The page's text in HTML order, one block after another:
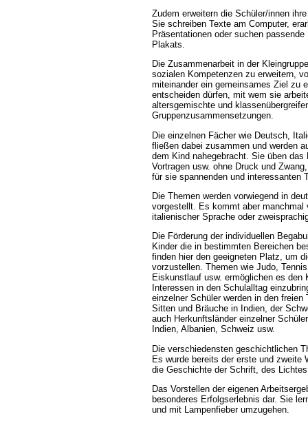
Zudem erweitern die Schüler/innen
Sie schreiben Texte am Computer,
Präsentationen oder suchen
Plakats.
Die Zusammenarbeit in der
sozialen Kompetenzen zu erweitern,
miteinander ein gemeinsames Ziel zu
entscheiden dürfen, mit wem sie
altersgemischte und
Gruppenzusammensetzungen.
Die einzelnen Fächer wie Deutsch,
fließen dabei zusammen und werden
dem Kind nahegebracht. Sie üben
Vortragen usw. ohne Druck und
für sie spannenden und interessanten
Die Themen werden vorwiegend in
vorgestellt. Es kommt aber manchmal
italienischer Sprache oder
Die Förderung der individuellen
Kinder die in bestimmten Bereichen
finden hier den geeigneten Platz, um
vorzustellen. Themen wie Judo,
Eiskunstlauf usw. ermöglichen es den
Interessen in den Schulalltag
einzelner Schüler werden in den
Sitten und Bräuche in Indien, der
auch Herkunftsländer einzelner
Indien, Albanien, Schweiz usw.
Die verschiedensten geschichtlichen
Es wurde bereits der erste und zweite
die Geschichte der Schrift, des
Das Vorstellen der eigenen
besonderes Erfolgserlebnis dar. Sie
und mit Lampenfieber umzugehen.